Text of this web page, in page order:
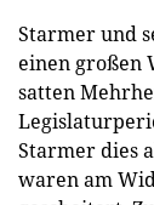
Starmer und
einen großen
satten
Starmer dies
waren am